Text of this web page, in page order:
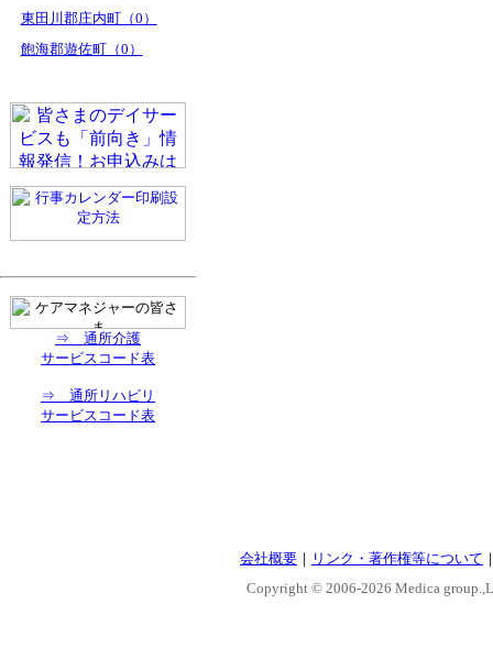
東田川郡庄内町（0）
飽海郡遊佐町（0）
⇒ 通所介護
サービスコード表
⇒ 通所リハビリ
サービスコード表
会社概要 ｜ リンク・著作権等について
Copyright © 2006-2026 Medica